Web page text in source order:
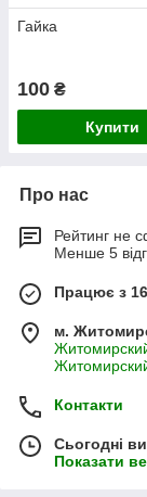
Гайка
100 ₴
Купити
Про нас
Рейтинг не
Менше 5
Працює з
м.
Контакти
Сьогодні
Показати